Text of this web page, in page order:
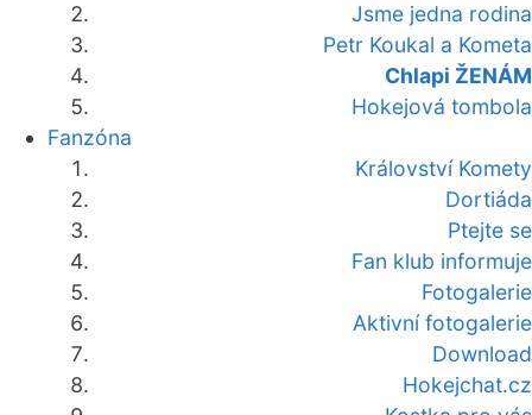
Jsme jedna rodina
Petr Koukal a Kometa
Chlapi ŽENÁM
Hokejová tombola
Fanzóna
Království Komety
Dortiáda
Ptejte se
Fan klub informuje
Fotogalerie
Aktivní fotogalerie
Download
Hokejchat.cz